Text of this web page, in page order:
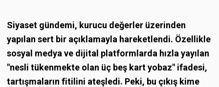
Siyaset gündemi, kurucu değerler üzerinden
yapılan sert bir açıklamayla hareketlendi. Özellikle
sosyal medya ve dijital platformlarda hızla yayılan
"nesli tükenmekte olan üç beş kart yobaz" ifadesi,
tartışmaların fitilini ateşledi. Peki, bu çıkış kime